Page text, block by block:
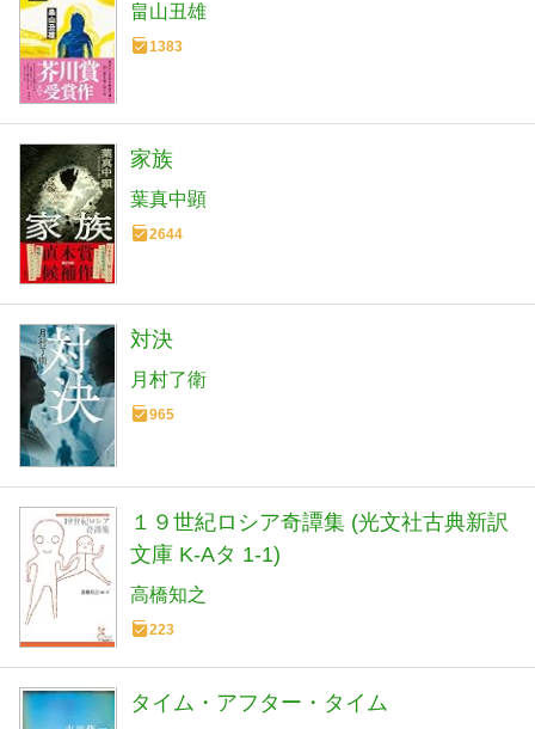
畠山丑雄
1383
家族
葉真中顕
2644
対決
月村了衛
965
１９世紀ロシア奇譚集 (光文社古典新訳
文庫 K-Aタ 1-1)
高橋知之
223
タイム・アフター・タイム